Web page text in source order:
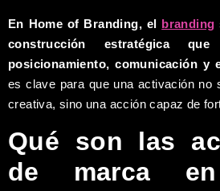
En Home of Branding, el branding
construcción estratégica
posicionamiento, comunicación y
es clave para que una activación no
creativa, sino una acción capaz de
Qué son las
de marca